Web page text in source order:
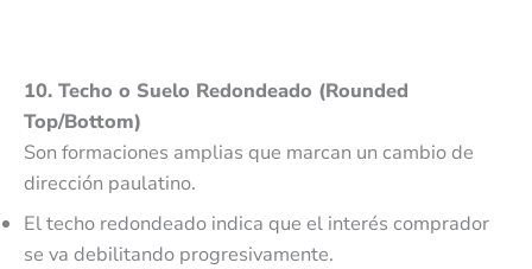
10. Techo o Suelo Redondeado (Rounded
Top/Bottom)
Son formaciones amplias que marcan un cambio de
dirección paulatino.
El techo redondeado indica que el interés comprador
se va debilitando progresivamente.